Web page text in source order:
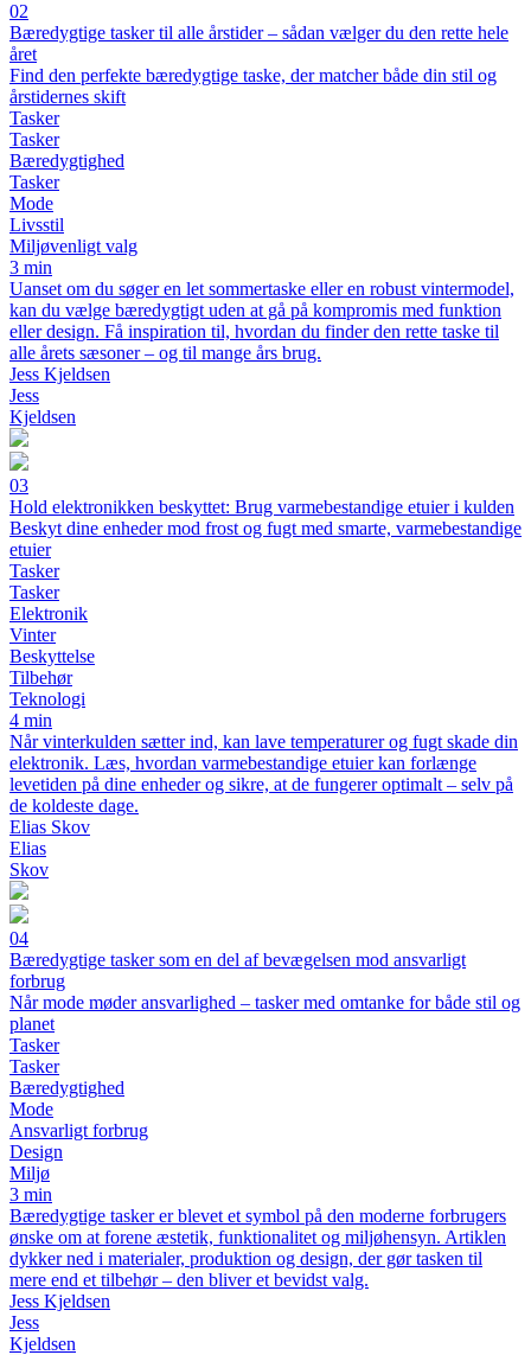
02
Bæredygtige tasker til alle årstider – sådan vælger du den rette hele
året
Find den perfekte bæredygtige taske, der matcher både din stil og
årstidernes skift
Tasker
Tasker
Bæredygtighed
Tasker
Mode
Livsstil
Miljøvenligt valg
3 min
Uanset om du søger en let sommertaske eller en robust vintermodel,
kan du vælge bæredygtigt uden at gå på kompromis med funktion
eller design. Få inspiration til, hvordan du finder den rette taske til
alle årets sæsoner – og til mange års brug.
Jess Kjeldsen
Jess
Kjeldsen
03
Hold elektronikken beskyttet: Brug varmebestandige etuier i kulden
Beskyt dine enheder mod frost og fugt med smarte, varmebestandige
etuier
Tasker
Tasker
Elektronik
Vinter
Beskyttelse
Tilbehør
Teknologi
4 min
Når vinterkulden sætter ind, kan lave temperaturer og fugt skade din
elektronik. Læs, hvordan varmebestandige etuier kan forlænge
levetiden på dine enheder og sikre, at de fungerer optimalt – selv på
de koldeste dage.
Elias Skov
Elias
Skov
04
Bæredygtige tasker som en del af bevægelsen mod ansvarligt
forbrug
Når mode møder ansvarlighed – tasker med omtanke for både stil og
planet
Tasker
Tasker
Bæredygtighed
Mode
Ansvarligt forbrug
Design
Miljø
3 min
Bæredygtige tasker er blevet et symbol på den moderne forbrugers
ønske om at forene æstetik, funktionalitet og miljøhensyn. Artiklen
dykker ned i materialer, produktion og design, der gør tasken til
mere end et tilbehør – den bliver et bevidst valg.
Jess Kjeldsen
Jess
Kjeldsen